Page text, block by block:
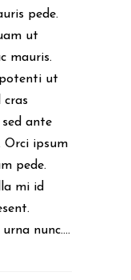
pede.
ut
mauris.
ut
cras
ante
Orci ipsum
pede.
mi id
nunc....